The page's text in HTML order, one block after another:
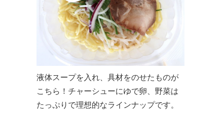
液体スープを入れ、具材をのせたものが
こちら！チャーシューにゆで卵、野菜は
たっぷりで理想的なラインナップです。